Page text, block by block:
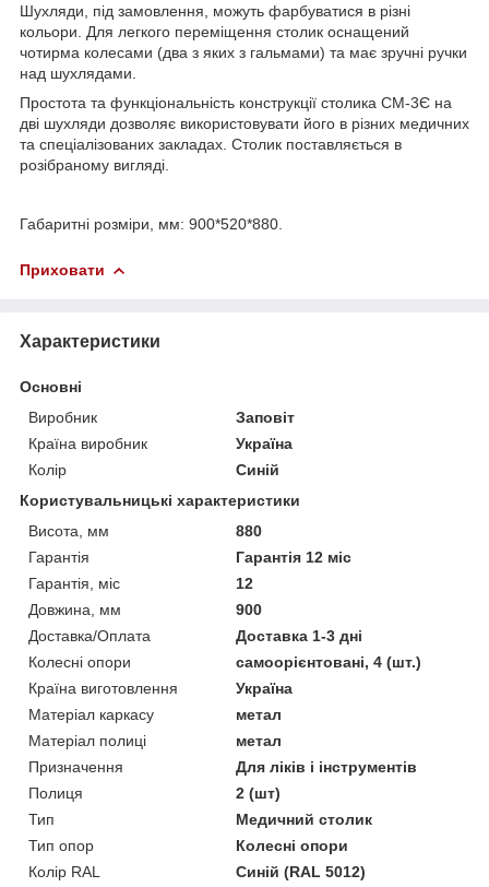
Шухляди, під замовлення, можуть фарбуватися в різні
кольори. Для легкого переміщення столик оснащений
чотирма колесами (два з яких з гальмами) та має зручні ручки
над шухлядами.
Простота та функціональність конструкції столика СМ-3Є на
дві шухляди дозволяє використовувати його в різних медичних
та спеціалізованих закладах. Столик поставляється в
розібраному вигляді.
Габаритні розміри, мм: 900*520*880.
Приховати
Характеристики
Основні
Виробник
Заповіт
Країна виробник
Україна
Колір
Синій
Користувальницькі характеристики
Висота, мм
880
Гарантія
Гарантія 12 міс
Гарантія, міс
12
Довжина, мм
900
Доставка/Оплата
Доставка 1-3 дні
Колесні опори
самоорієнтовані, 4 (шт.)
Країна виготовлення
Україна
Матеріал каркасу
метал
Матеріал полиці
метал
Призначення
Для ліків і інструментів
Полиця
2 (шт)
Тип
Медичний столик
Тип опор
Колесні опори
Колір RAL
Синій (RAL 5012)